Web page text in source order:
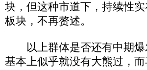
块，但这种市道下，持续性
板块，不再赘述。
以上群体是否还有中期爆
基本上似乎就没有大熊过，